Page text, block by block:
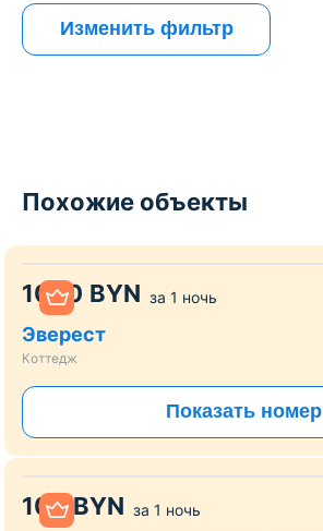
Изменить фильтр
Похожие объекты
1000 BYN за 1 ночь
Эверест
Коттедж
Показать номер
100 BYN за 1 ночь